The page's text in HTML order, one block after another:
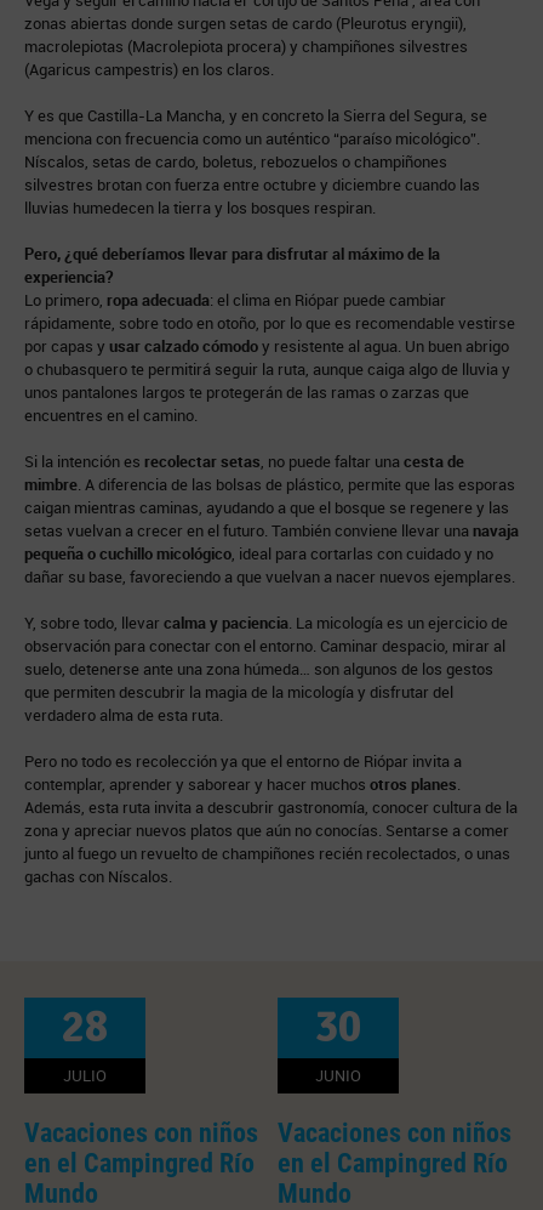
zonas abiertas donde surgen setas de cardo (Pleurotus eryngii),
macrolepiotas (Macrolepiota procera) y champiñones silvestres
(Agaricus campestris) en los claros.
Y es que Castilla-La Mancha, y en concreto la Sierra del Segura, se
menciona con frecuencia como un auténtico “paraíso micológico”.
Níscalos, setas de cardo, boletus, rebozuelos o champiñones
silvestres brotan con fuerza entre octubre y diciembre cuando las
lluvias humedecen la tierra y los bosques respiran.
Pero, ¿qué deberíamos llevar para disfrutar al máximo de la
experiencia?
Lo primero, ropa adecuada: el clima en Riópar puede cambiar
rápidamente, sobre todo en otoño, por lo que es recomendable vestirse
por capas y usar calzado cómodoy resistente al agua. Un buen abrigo
o chubasquero te permitirá seguir la ruta, aunque caiga algo de lluvia y
unos pantalones largos te protegerán de las ramas o zarzas que
encuentres en el camino.
Si la intención es recolectar setas, no puede faltar una cesta de
mimbre. A diferencia de las bolsas de plástico, permite que las esporas
caigan mientras caminas, ayudando a que el bosque se regenere y las
setas vuelvan a crecer en el futuro. También conviene llevar una navaja
pequeña o cuchillo micológico, ideal para cortarlas con cuidado y no
dañar su base, favoreciendo a que vuelvan a nacer nuevos ejemplares.
Y, sobre todo, llevar calma y paciencia. La micología es un ejercicio de
observación para conectar con el entorno. Caminar despacio, mirar al
suelo, detenerse ante una zona húmeda… son algunos de los gestos
que permiten descubrir la magia de la micología y disfrutar del
verdadero alma de esta ruta.
Pero no todo es recolección ya que el entorno de Riópar invita a
contemplar, aprender y saborear y hacer muchos otros planes.
Además, esta ruta invita a descubrir gastronomía, conocer cultura de la
zona y apreciar nuevos platos que aún no conocías. Sentarse a comer
junto al fuego un revuelto de champiñones recién recolectados, o unas
gachas con Níscalos.
28
JULIO
Vacaciones con niños
en el Campingred Río
Mundo
30
JUNIO
Vacaciones con niños
en el Campingred Río
Mundo